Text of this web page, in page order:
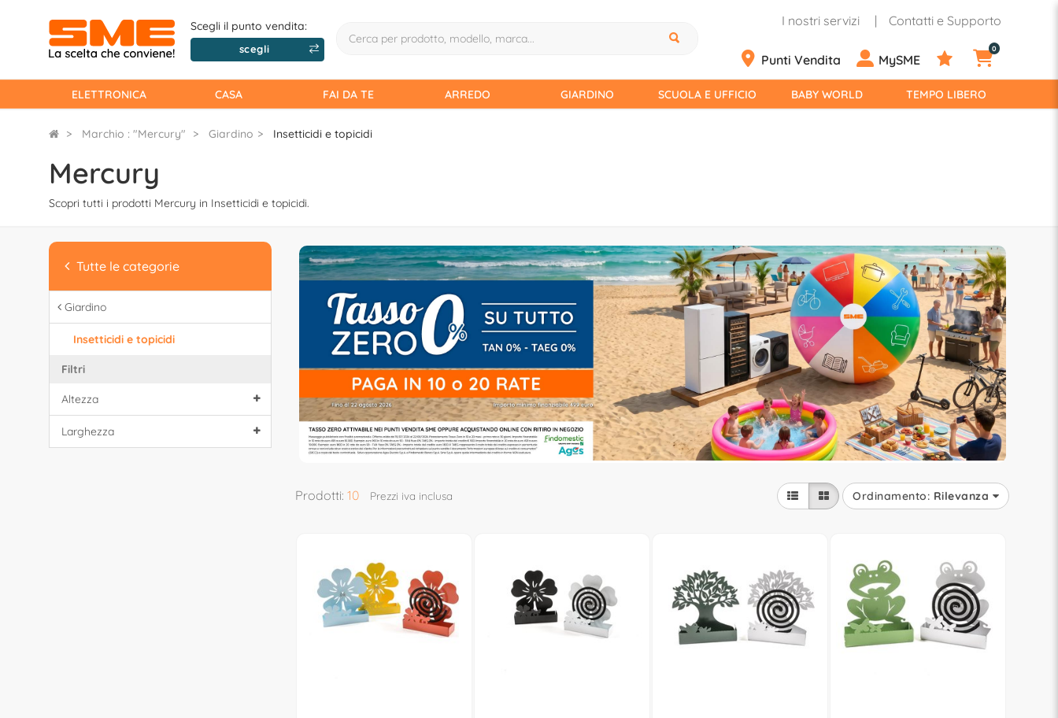
Scegli il punto vendita:
scegli
I nostri servizi Contatti e Supporto
Punti Vendita MySME
0
ELETTRONICA CASA FAI DA TE ARREDO GIARDINO SCUOLA E UFFICIO BABY WORLD TEMPO LIBERO
Marchio : "Mercury" Giardino Insetticidi e topicidi
Mercury
Scopri tutti i prodotti Mercury in Insetticidi e topicidi.
Tutte le categorie
Giardino
Insetticidi e topicidi
Filtri
Altezza
Larghezza
Prodotti: 10 Prezzi iva inclusa Ordinamento: Rilevanza